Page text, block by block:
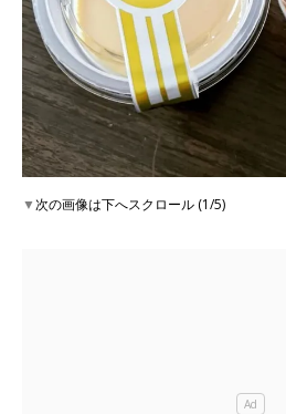
▼次の画像は下へスクロール (1/5)